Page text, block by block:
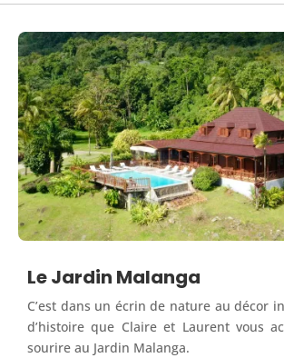
Le Jardin Malanga
C’est dans un écrin de nature au décor
d’histoire que Claire et Laurent vous
sourire au Jardin Malanga.